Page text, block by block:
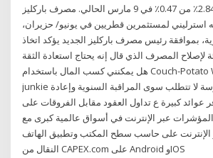
حيث ارتفعت إلى 2.84٪ من 0.47٪ في 9 مارس الحالي. مصرف باركليز
جنيه استرليني لمستثمرين قطريين في يونيو/ حزيران،
بموافقة رئيس مصرف باركليز الجديد يؤكد اتخاذ
لإصلاح المصرف الذي قال إنه يحتاج استعادة الثقة
هل يمكنني كسب المال باستخدام Couch-Potato Wallet؟ محفظة TV
junkie هي استراتيجية فهرسة لا تتطلب سوى المراقبة السنوية وإعادة
عوائد كبيرة ع تداول العقود مقابل الفروقات على
المؤشرات عبر الإنترنت في أسواق عالمية كبرى مع CAPEX.com اختبر
الإنترنت على حاسب سطح المكتب وتطبيق الهاتف
النقال من CAPEX.com على Android وIOS